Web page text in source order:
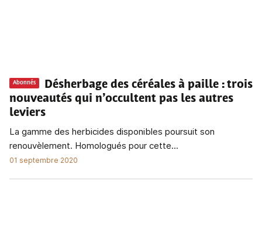
Abonnés Désherbage des céréales à paille : trois
nouveautés qui n’occultent pas les autres
leviers
La gamme des herbicides disponibles poursuit son
renouvèlement. Homologués pour cette...
01 septembre 2020